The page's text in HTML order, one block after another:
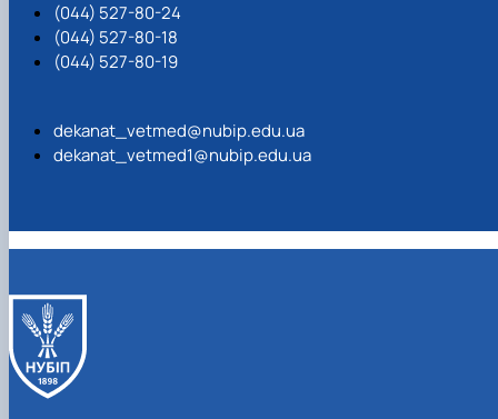
(044) 527-80-24
(044) 527-80-18
(044) 527-80-19
dekanat_vetmed@nubip.edu.ua
dekanat_vetmed1@nubip.edu.ua